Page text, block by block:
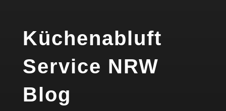
Küchenabluft
Service NRW
Blog